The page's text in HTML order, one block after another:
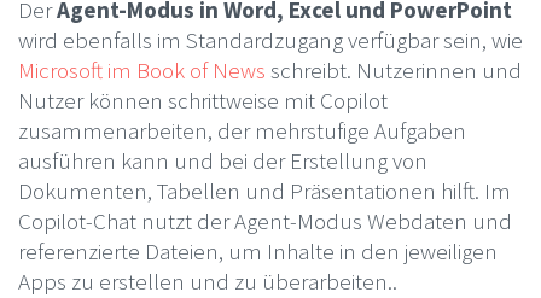
DerAgent-Modus in Word, Excel und PowerPoint
wird ebenfalls im Standardzugang verfügbar sein, wie
Microsoft im Book of News schreibt. Nutzerinnen und
Nutzer können schrittweise mit Copilot
zusammenarbeiten, der mehrstufige Aufgaben
ausführen kann und bei der Erstellung von
Dokumenten, Tabellen und Präsentationen hilft. Im
Copilot-Chat nutzt der Agent-Modus Webdaten und
referenzierte Dateien, um Inhalte in den jeweiligen
Apps zu erstellen und zu überarbeiten..